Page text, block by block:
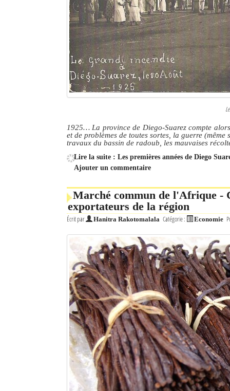
1925… La province de Diego-Suarez compte
et de problèmes de toutes sortes, la guerre (même
travaux du bassin de radoub, les mauvaises
Lire la suite : Les premières années de Diego
Ajouter un commentaire
Marché commun de l'Afrique -
exportateurs de la région
Écrit par Hanitra Rakotomalala Catégorie : Economie